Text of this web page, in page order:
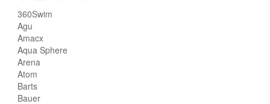
360Swim
Agu
Amacx
Aqua Sphere
Arena
Atom
Barts
Bauer